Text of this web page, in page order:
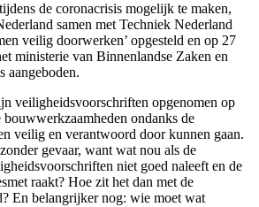
de coronacrisis mogelijk te maken,
samen met Techniek Nederland
veilig doorwerken’ opgesteld en op 27
ministerie van Binnenlandse Zaken en
aangeboden.
veiligheidsvoorschriften opgenomen op
bouwwerkzaamheden ondanks de
veilig en verantwoord door kunnen gaan.
gevaar, want wat nou als de
niet goed naleeft en de
raakt? Hoe zit het dan met de
En belangrijker nog: wie moet wat